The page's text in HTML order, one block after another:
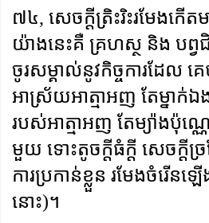
៧៤, សេចក្តីត្រិះរិះរមែងកើ
យ៉ាងនេះគឺ គ្រហស្ថ និង បព្វ
ចូរសម្គាល់នូវកិច្ចការដែល គ
អាស្រ័យអាត្មាអញ តែម្នាក់
របស់អាត្មាអញ តែម្យ៉ាងប៉ុណ្ណ
មួយ ទោះតូចក្តីធំក្តី សេចក្តី
ការប្រកាន់ខ្លួន រមែងចំរើន
នោះ)។